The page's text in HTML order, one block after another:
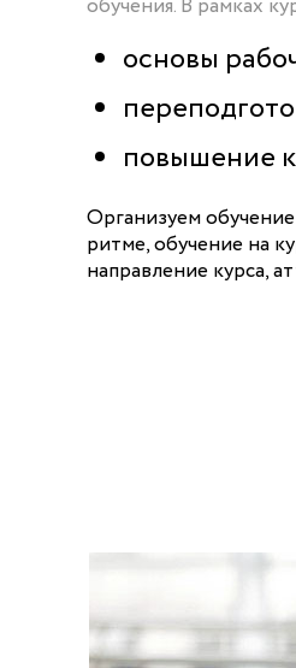
обучения. В рамках
основы
повышение
Организуем
ритме, обучение на
направление курса,